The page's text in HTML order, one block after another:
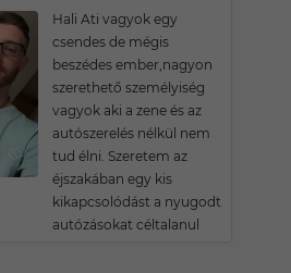
Hali Ati vagyok egy
csendes de mégis
beszédes ember,nagyon
szerethető személyiség
vagyok aki a zene és az
autószerelés nélkül nem
tud élni. Szeretem az
éjszakában egy kis
kikapcsolódást a nyugodt
autózásokat céltalanul